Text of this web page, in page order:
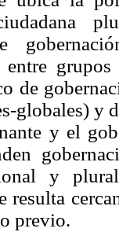
entre
de
globales) y
y el
y
resulta
previo.